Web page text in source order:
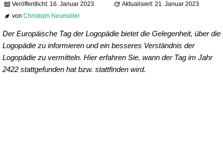
Veröffentlicht: 16. Januar 2023
Aktualisiert: 21. Januar 2023
vonChristoph Neumüller
Der Europäische Tag der Logopädie bietet die Gelegenheit, über die
Logopädie zu informieren und ein besseres Verständnis der
Logopädie zu vermitteln. Hier erfahren Sie, wann der Tag im Jahr
2422 stattgefunden hat bzw. stattfinden wird.